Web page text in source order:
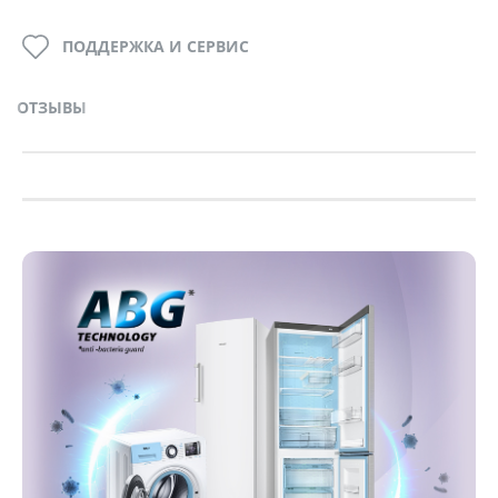
ОТЗЫВЫ
ПОДДЕРЖКА И СЕРВИС